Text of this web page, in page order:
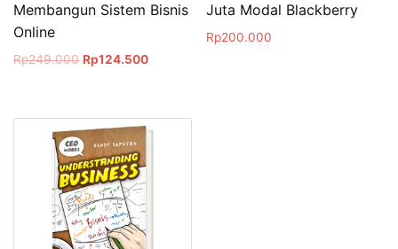
Membangun Sistem Bisnis
Online
Rp249.000 Rp124.500
Juta Modal Blackberry
Rp200.000